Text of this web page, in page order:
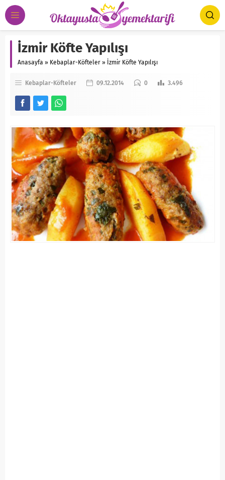
İzmir Köfte Yapılışı
Anasayfa » Kebaplar-Köfteler » İzmir Köfte Yapılışı
Kebaplar-Köfteler 09.12.2014 0 3.496